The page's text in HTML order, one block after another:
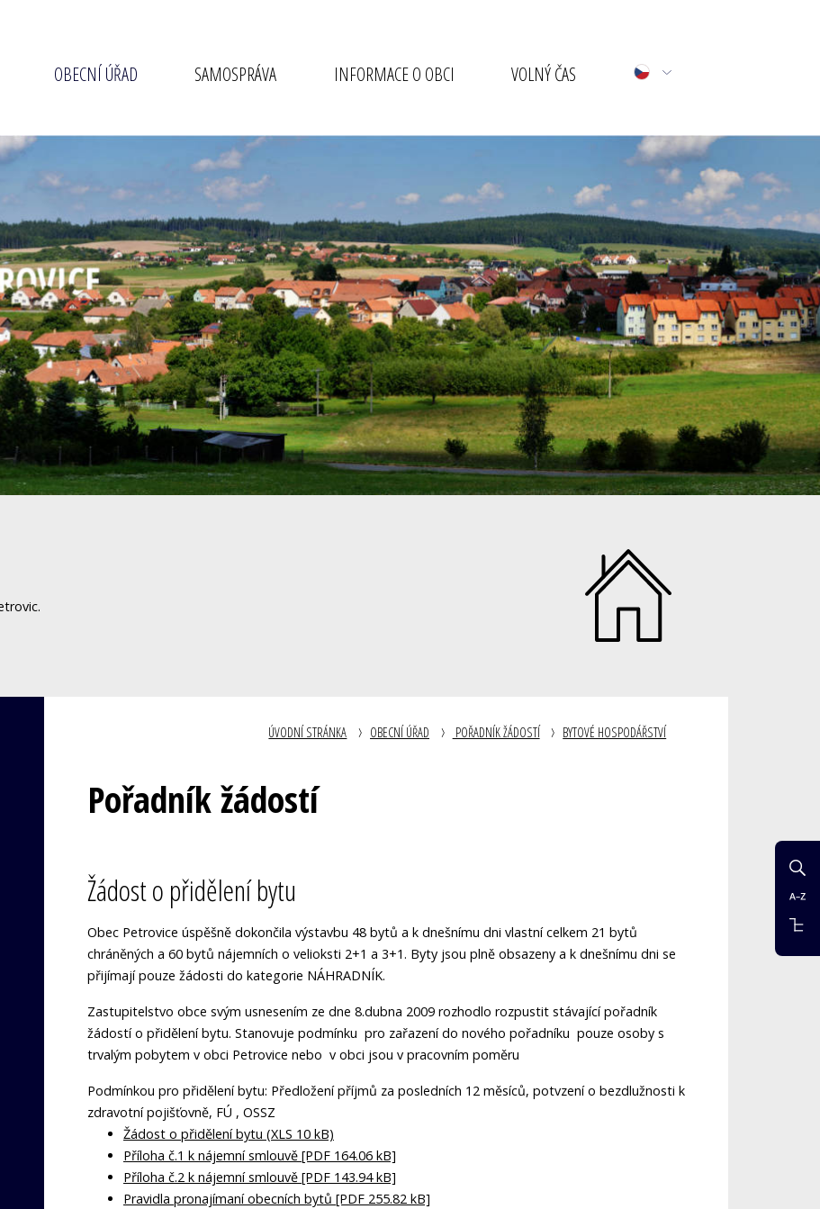
OBECNÍ ÚŘAD SAMOSPRÁVA INFORMACE O OBCI VOLNÝ ČAS
ÚVODNÍ STRÁNKA OBECNÍ ÚŘAD POŘADNÍK ŽÁDOSTÍ BYTOVÉ HOSPODÁŘSTVÍ
Pořadník žádostí
Žádost o přidělení bytu
Obec Petrovice úspěšně dokončila výstavbu 48 bytů a k dnešnímu dni vlastní celkem 21 bytů
chráněných a 60 bytů nájemních o velioksti 2+1 a 3+1. Byty jsou plně obsazeny a k dnešnímu dni se
přijímají pouze žádosti do kategorie NÁHRADNÍK.
Zastupitelstvo obce svým usnesením ze dne 8.dubna 2009 rozhodlo rozpustit stávající pořadník
žádostí o přidělení bytu. Stanovuje podmínku pro zařazení do nového pořadníku pouze osoby s
trvalým pobytem v obci Petrovice nebo v obci jsou v pracovním poměru
Podmínkou pro přidělení bytu: Předložení příjmů za posledních 12 měsíců, potvzení o bezdlužnosti k
zdravotní pojišťovně, FÚ , OSSZ
Žádost o přidělení bytu (XLS 10 kB)
Příloha č.1 k nájemní smlouvě [PDF 164.06 kB]
Příloha č.2 k nájemní smlouvě [PDF 143.94 kB]
Pravidla pronajímaní obecních bytů [PDF 255.82 kB]